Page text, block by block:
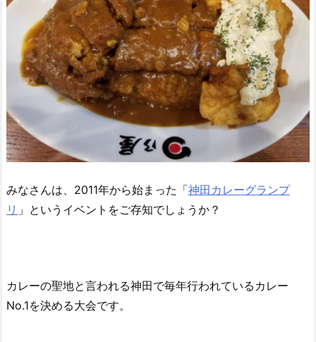
みなさんは、2011年から始まった「神田カレーグランプ
リ 」というイベントをご存知でしょうか？
カレーの聖地と言われる神田で毎年行われているカレー
No.1を決める大会です。